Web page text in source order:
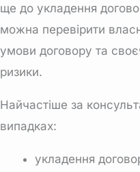
ще до укладення
можна перевірити
умови договору та
ризики.
Найчастіше за
випадках:
укладення